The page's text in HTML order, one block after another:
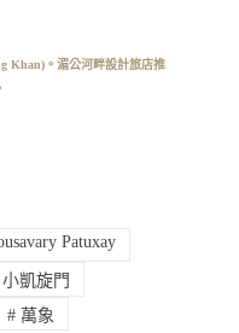
Khan)​。湄公河畔設計旅店推
Patuxay
小凱旋門
# 萬象